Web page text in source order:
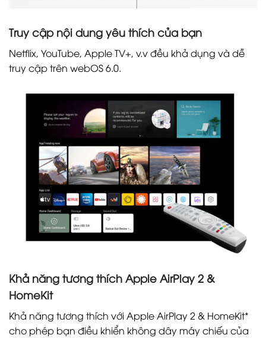
Truy cập nội dung yêu thích của bạn
Netflix, YouTube, Apple TV+, v.v đều khả dụng và dễ
truy cập trên webOS 6.0.
Khả năng tương thích Apple AirPlay 2 &
HomeKit
Khả năng tương thích với Apple AirPlay 2 & HomeKit*
cho phép bạn điều khiển không dây máy chiếu của